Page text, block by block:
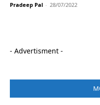
Pradeep Pal - 28/07/2022
- Advertisment -